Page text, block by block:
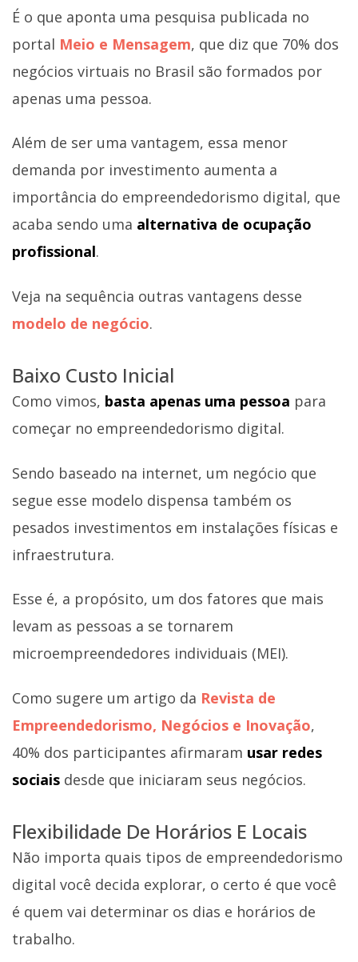
É o que aponta uma pesquisa publicada no
portal Meio e Mensagem, que diz que 70% dos
negócios virtuais no Brasil são formados por
apenas uma pessoa.
Além de ser uma vantagem, essa menor
demanda por investimento aumenta a
importância do empreendedorismo digital, que
acaba sendo uma alternativa de ocupação
profissional.
Veja na sequência outras vantagens desse
modelo de negócio.
Baixo Custo Inicial
Como vimos, basta apenas uma pessoa para
começar no empreendedorismo digital.
Sendo baseado na internet, um negócio que
segue esse modelo dispensa também os
pesados investimentos em instalações físicas e
infraestrutura.
Esse é, a propósito, um dos fatores que mais
levam as pessoas a se tornarem
microempreendedores individuais (MEI).
Como sugere um artigo da Revista de
Empreendedorismo, Negócios e Inovação,
40% dos participantes afirmaram usar redes
sociais desde que iniciaram seus negócios.
Flexibilidade De Horários E Locais
Não importa quais tipos de empreendedorismo
digital você decida explorar, o certo é que você
é quem vai determinar os dias e horários de
trabalho.